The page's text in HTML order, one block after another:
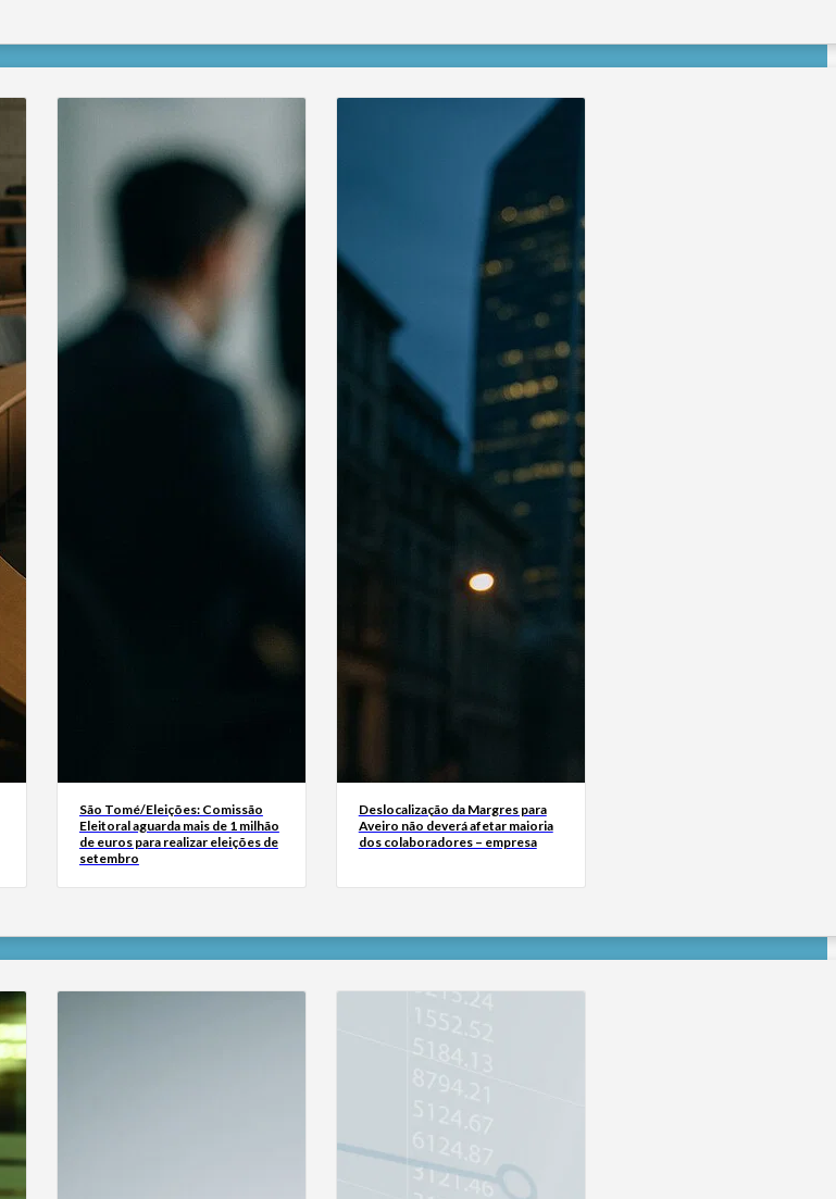
São Tomé/Eleições: Comissão
Eleitoral aguarda mais de 1 milhão
de euros para realizar eleições de
setembro
Deslocalização da Margres para
Aveiro não deverá afetar maioria
dos colaboradores – empresa